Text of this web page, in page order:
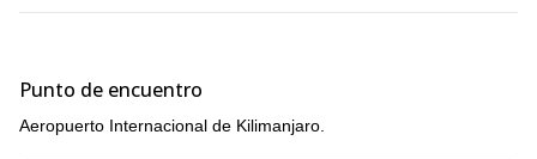
Punto de encuentro
Aeropuerto Internacional de Kilimanjaro.